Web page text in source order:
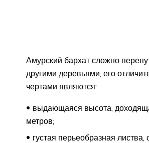
Амурский бархат сложно
другими деревьями, его
чертами являются:
выдающаяся высота,
метров;
густая перьеобразная